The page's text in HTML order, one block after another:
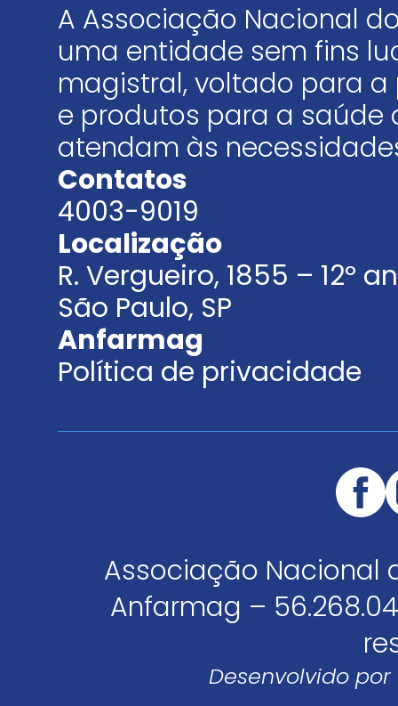
A Associação Nacional
uma entidade sem fins
magistral, voltado para
e produtos para a saúde
atendam às
Contatos
4003-9019
Localização
R. Vergueiro, 1855 – 12º
São Paulo, SP
Anfarmag
Política de privacidade
Associação Nacional
Anfarmag –
Desenvolvido por